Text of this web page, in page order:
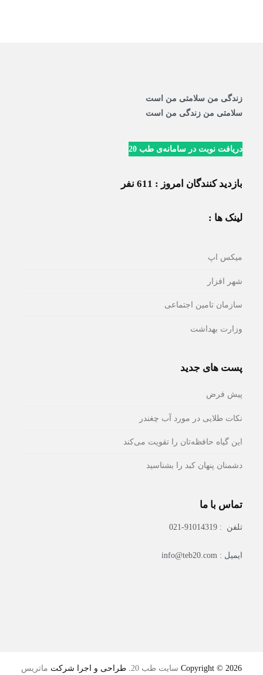
زندگی من سلامتی من است
سلامتی من زندگی من است
دریافت نوبت در سامانه‌ی طب 20
بازدید کنندگان امروز : 611 نفر
لینک ها :
میکس اپ
شهر افزار
سازمان تامین اجتماعی
وزارت بهداشت
پست های جدید
پیش فرض
نکات طلایی در مورد آب چغندر
این گیاه حافظه‌تان را تقویت می‌کند
دشمنان پنهان کبد را بشناسید
تماس با ما
تلفن : 91014319-021
ایمیل : info@teb20.com
Copyright © 2026 سایت طب 20 . طراحی و اجرا شرکت ماتریس